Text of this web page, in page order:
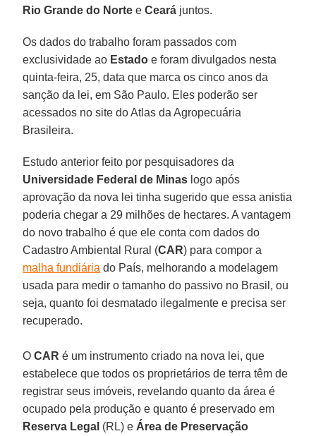
Rio Grande do Norte eCeará juntos.
Os dados do trabalho foram passados com
exclusividade ao Estado e foram divulgados nesta
quinta-feira, 25, data que marca os cinco anos da
sanção da lei, em São Paulo. Eles poderão ser
acessados no site do Atlas da Agropecuária
Brasileira.
Estudo anterior feito por pesquisadores da
Universidade Federal de Minas logo após
aprovação da nova lei tinha sugerido que essa anistia
poderia chegar a 29 milhões de hectares. A vantagem
do novo trabalho é que ele conta com dados do
Cadastro Ambiental Rural (CAR) para compor a
malha fundiária do País, melhorando a modelagem
usada para medir o tamanho do passivo no Brasil, ou
seja, quanto foi desmatado ilegalmente e precisa ser
recuperado.
OCAR é um instrumento criado na nova lei, que
estabelece que todos os proprietários de terra têm de
registrar seus imóveis, revelando quanto da área é
ocupado pela produção e quanto é preservado em
Reserva Legal (RL) e Área de Preservação